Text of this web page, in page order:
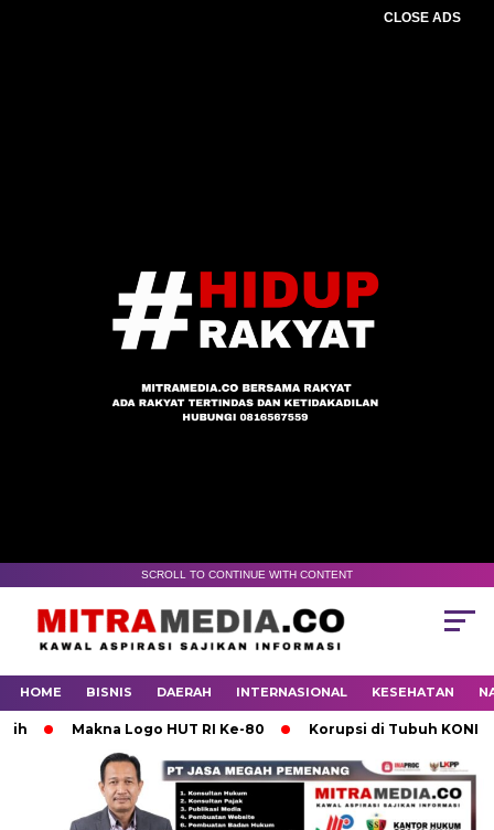
CLOSE ADS
SCROLL TO CONTINUE WITH CONTENT
HOME BISNIS DAERAH INTERNASIONAL KESEHATAN
Makna Logo HUT RI Ke-80 Korupsi di Tubuh KONI